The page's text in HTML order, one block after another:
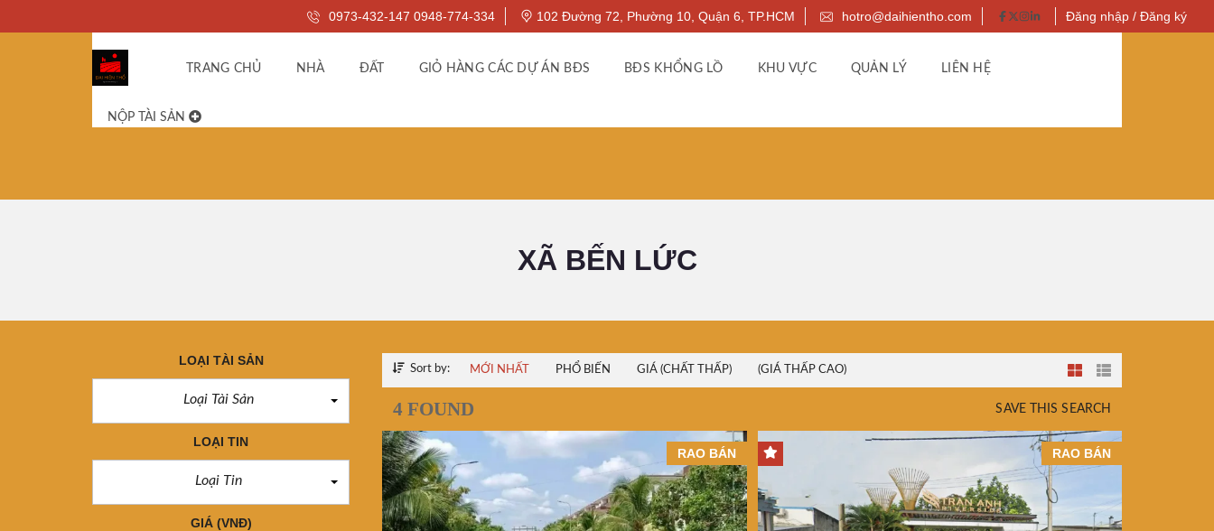
0973-432-147 0948-774-334 102 Đường 72, Phường 10, Quận 6, TP.HCM hotro@daihientho.com Đăng nhập / Đăng ký
TRANG CHỦ NHÀ ĐẤT GIỎ HÀNG CÁC DỰ ÁN BĐS BĐS KHỔNG LỒ KHU VỰC QUẢN LÝ LIÊN HỆ
NỘP TÀI SẢN
XÃ BẾN LỨC
LOẠI TÀI SẢN
Loại Tài Sản
LOẠI TIN
Loại Tin
GIÁ (VNĐ)
Sort by: MỚI NHẤT PHỔ BIẾN GIÁ (CHẤT THẤP) (GIÁ THẤP CAO)
SAVE THIS SEARCH
4 FOUND
RAO BÁN RAO BÁN